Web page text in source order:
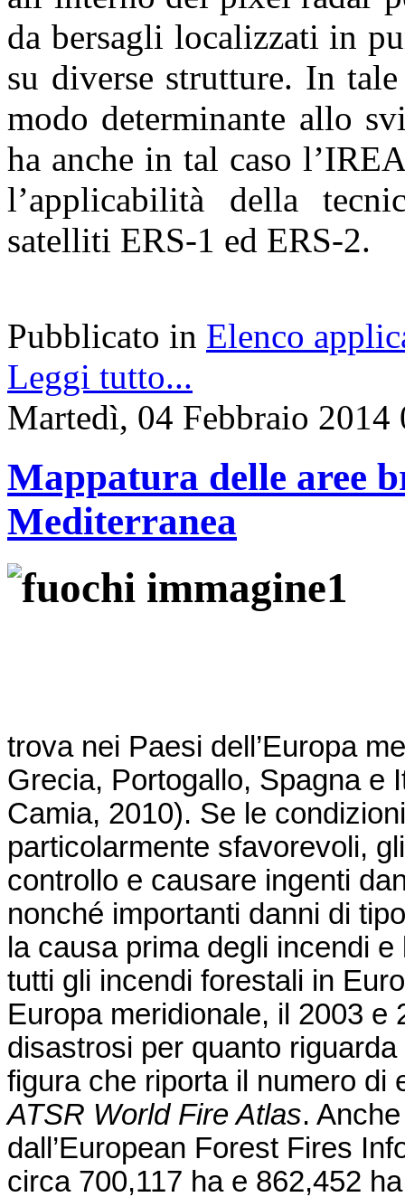
da bersagli localizzati in
su diverse strutture. In
modo determinante allo
ha anche in tal caso
l’applicabilità della
satelliti ERS-1 ed ERS-2.
Pubblicato in Elenco
Leggi tutto...
Martedì, 04 Febbraio 2014
Mappatura delle aree
Mediterranea
trova nei Paesi dell’Europa
Grecia, Portogallo, Spagna e
Camia, 2010). Se le
particolarmente sfavorevoli,
controllo e causare ingenti
nonché importanti danni di
la causa prima degli incendi
tutti gli incendi forestali in
Europa meridionale, il 2003 e
disastrosi per quanto
figura che riporta il numero di
ATSR World Fire Atlas.
dall’European Forest Fires
circa 700,117 ha e 862,452